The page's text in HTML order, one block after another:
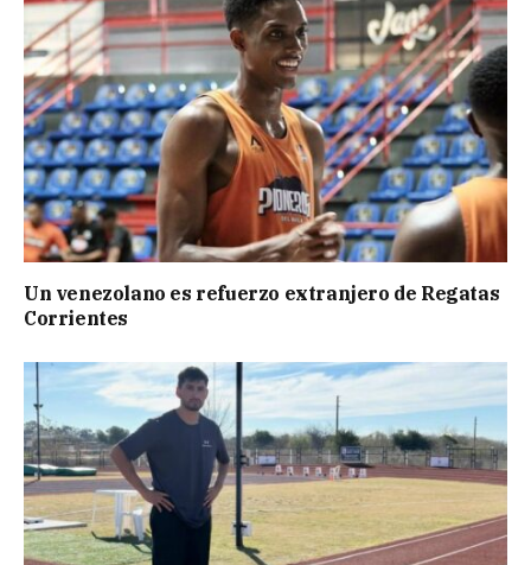
Un venezolano es refuerzo extranjero de Regatas
Corrientes